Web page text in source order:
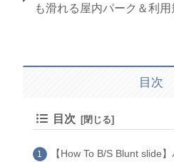
も滑れる屋内パーク＆利
目次
目次
【How To B/S Blunt slide